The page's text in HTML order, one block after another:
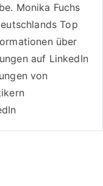
. Monika Fuchs
Top
über
auf LinkedIn
von